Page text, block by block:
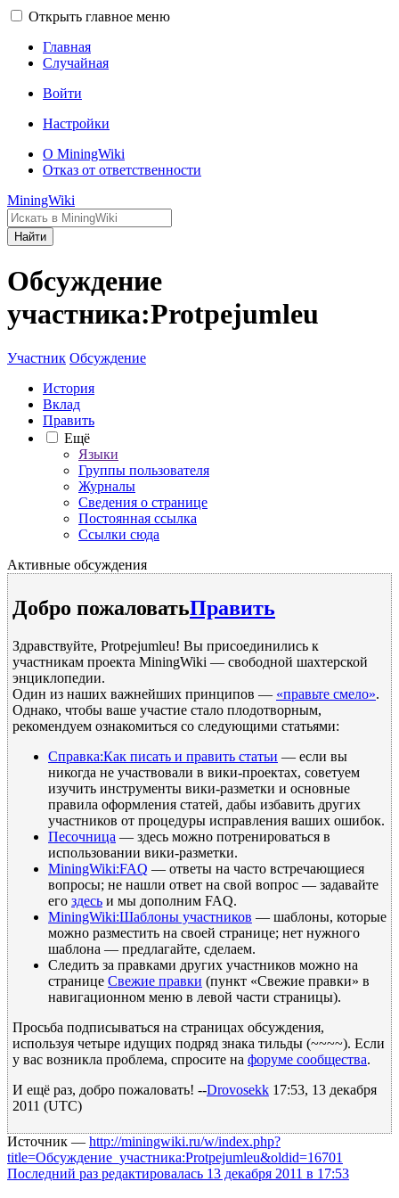
Открыть главное меню
Главная
Случайная
Войти
Настройки
О MiningWiki
Отказ от ответственности
MiningWiki
Найти
Обсуждение
участника:Protpejumleu
Участник Обсуждение
История
Вклад
Править
Ещё
Языки
Группы пользователя
Журналы
Сведения о странице
Постоянная ссылка
Ссылки сюда
Активные обсуждения
Добро пожаловатьПравить
Здравствуйте, Protpejumleu! Вы присоединились к
участникам проекта MiningWiki — свободной шахтерской
энциклопедии.
Один из наших важнейших принципов — «правьте смело».
Однако, чтобы ваше участие стало плодотворным,
рекомендуем ознакомиться со следующими статьями:
Справка:Как писать и править статьи — если вы
никогда не участвовали в вики-проектах, советуем
изучить инструменты вики-разметки и основные
правила оформления статей, дабы избавить других
участников от процедуры исправления ваших ошибок.
Песочница — здесь можно потренироваться в
использовании вики-разметки.
MiningWiki:FAQ — ответы на часто встречающиеся
вопросы; не нашли ответ на свой вопрос — задавайте
его здесь и мы дополним FAQ.
MiningWiki:Шаблоны участников — шаблоны, которые
можно разместить на своей странице; нет нужного
шаблона — предлагайте, сделаем.
Следить за правками других участников можно на
странице Свежие правки (пункт «Свежие правки» в
навигационном меню в левой части страницы).
Просьба подписываться на страницах обсуждения,
используя четыре идущих подряд знака тильды (~~~~). Если
у вас возникла проблема, спросите на форуме сообщества.
И ещё раз, добро пожаловать! --Drovosekk 17:53, 13 декабря
2011 (UTC)
Источник — http://miningwiki.ru/w/index.php?
title=Обсуждение_участника:Protpejumleu&oldid=16701
Последний раз редактировалась 13 декабря 2011 в 17:53